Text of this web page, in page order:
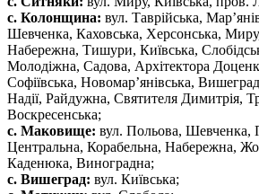
с. Колонщина: вул. Таврійська,
Шевченка, Каховська, Херсонська, Миру,
Набережна, Тишури, Київська,
Молодіжна, Садова, Архітектора
Софіївська, Новомар’янівська,
Надії, Райдужна, Святителя Димитрія,
Воскресенська;
с. Маковище: вул. Польова, Шевченка,
Центральна, Корабельна, Набережна,
Каденюка, Виноградна;
с. Вишеград: вул. Київська;